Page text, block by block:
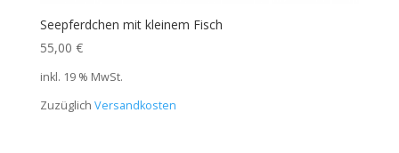
Seepferdchen mit kleinem Fisch
55,00 €
inkl. 19 % MwSt.
Zuzüglich Versandkosten